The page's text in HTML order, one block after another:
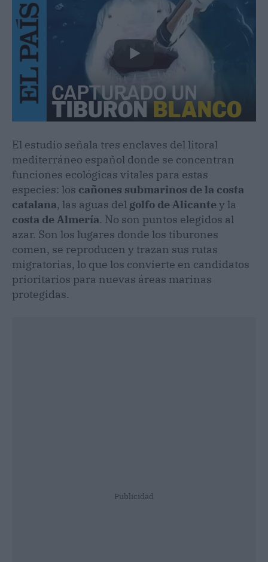
El estudio señala tres enclaves del litoral
mediterráneo español donde se concentran
funciones ecológicas vitales para estas
especies: los cañones submarinos de la costa
catalana, las aguas del golfo de Alicantey la
costa de Almería. No son puntos elegidos al
azar. Son los lugares donde los tiburones
comen, se reproducen y trazan sus rutas
migratorias, lo que los convierte en candidatos
prioritarios para nuevas áreas marinas
protegidas.
Publicidad